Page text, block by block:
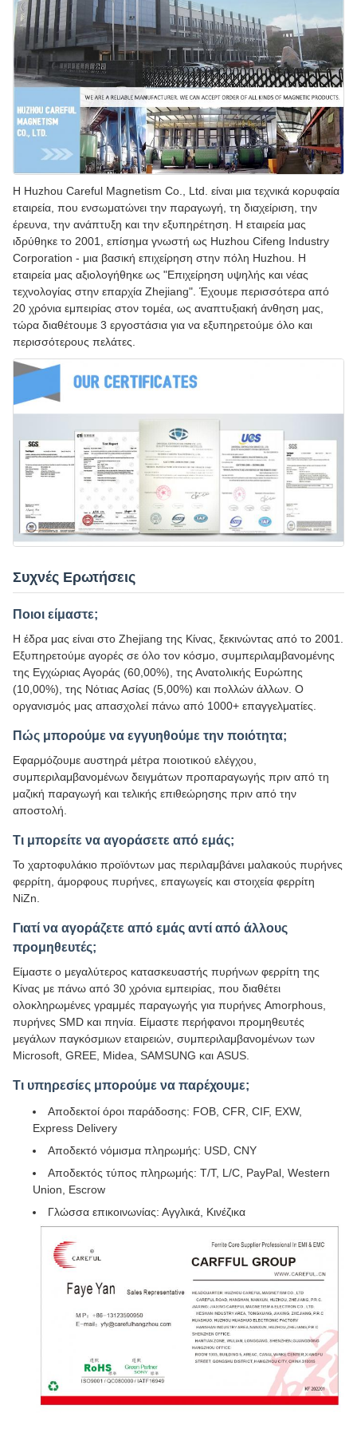
Η Huzhou Careful Magnetism Co., Ltd. είναι μια τεχνικά κορυφαία
εταιρεία, που ενσωματώνει την παραγωγή, τη διαχείριση, την
έρευνα, την ανάπτυξη και την εξυπηρέτηση. Η εταιρεία μας
ιδρύθηκε το 2001, επίσημα γνωστή ως Huzhou Cifeng Industry
Corporation - μια βασική επιχείρηση στην πόλη Huzhou. Η
εταιρεία μας αξιολογήθηκε ως "Επιχείρηση υψηλής και νέας
τεχνολογίας στην επαρχία Zhejiang". Έχουμε περισσότερα από
20 χρόνια εμπειρίας στον τομέα, ως αναπτυξιακή άνθηση μας,
τώρα διαθέτουμε 3 εργοστάσια για να εξυπηρετούμε όλο και
περισσότερους πελάτες.
Συχνές Ερωτήσεις
Ποιοι είμαστε;
Η έδρα μας είναι στο Zhejiang της Κίνας, ξεκινώντας από το 2001.
Εξυπηρετούμε αγορές σε όλο τον κόσμο, συμπεριλαμβανομένης
της Εγχώριας Αγοράς (60,00%), της Ανατολικής Ευρώπης
(10,00%), της Νότιας Ασίας (5,00%) και πολλών άλλων. Ο
οργανισμός μας απασχολεί πάνω από 1000+ επαγγελματίες.
Πώς μπορούμε να εγγυηθούμε την ποιότητα;
Εφαρμόζουμε αυστηρά μέτρα ποιοτικού ελέγχου,
συμπεριλαμβανομένων δειγμάτων προπαραγωγής πριν από τη
μαζική παραγωγή και τελικής επιθεώρησης πριν από την
αποστολή.
Τι μπορείτε να αγοράσετε από εμάς;
Το χαρτοφυλάκιο προϊόντων μας περιλαμβάνει μαλακούς πυρήνες
φερρίτη, άμορφους πυρήνες, επαγωγείς και στοιχεία φερρίτη
NiZn.
Γιατί να αγοράζετε από εμάς αντί από άλλους
προμηθευτές;
Είμαστε ο μεγαλύτερος κατασκευαστής πυρήνων φερρίτη της
Κίνας με πάνω από 30 χρόνια εμπειρίας, που διαθέτει
ολοκληρωμένες γραμμές παραγωγής για πυρήνες Amorphous,
πυρήνες SMD και πηνία. Είμαστε περήφανοι προμηθευτές
μεγάλων παγκόσμιων εταιρειών, συμπεριλαμβανομένων των
Microsoft, GREE, Midea, SAMSUNG και ASUS.
Τι υπηρεσίες μπορούμε να παρέχουμε;
Αποδεκτοί όροι παράδοσης: FOB, CFR, CIF, EXW,
Express Delivery
Αποδεκτό νόμισμα πληρωμής: USD, CNY
Αποδεκτός τύπος πληρωμής: T/T, L/C, PayPal, Western
Union, Escrow
Γλώσσα επικοινωνίας: Αγγλικά, Κινέζικα